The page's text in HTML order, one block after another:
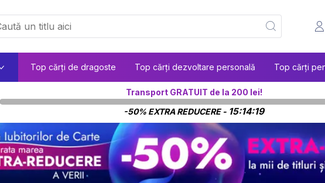
Top cărți de dragoste Top cărți dezvoltare personală Top cărți
Transport GRATUIT de la 200 lei!
-50% EXTRA REDUCERE - 15:14:18